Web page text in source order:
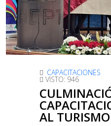
CAPACITACIONES
VISTO: 946
AL TURISMO